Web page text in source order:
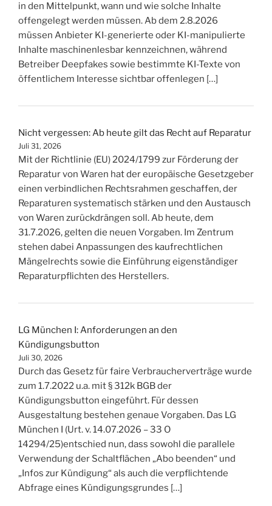
in den Mittelpunkt, wann und wie solche Inhalte
offengelegt werden müssen. Ab dem 2.8.2026
müssen Anbieter KI-generierte oder KI-manipulierte
Inhalte maschinenlesbar kennzeichnen, während
Betreiber Deepfakes sowie bestimmte KI-Texte von
öffentlichem Interesse sichtbar offenlegen […]
Nicht vergessen: Ab heute gilt das Recht auf Reparatur
Juli 31, 2026
Mit der Richtlinie (EU) 2024/1799 zur Förderung der
Reparatur von Waren hat der europäische Gesetzgeber
einen verbindlichen Rechtsrahmen geschaffen, der
Reparaturen systematisch stärken und den Austausch
von Waren zurückdrängen soll. Ab heute, dem
31.7.2026, gelten die neuen Vorgaben. Im Zentrum
stehen dabei Anpassungen des kaufrechtlichen
Mängelrechts sowie die Einführung eigenständiger
Reparaturpflichten des Herstellers.
LG München I: Anforderungen an den
Kündigungsbutton
Juli 30, 2026
Durch das Gesetz für faire Verbraucherverträge wurde
zum 1.7.2022 u.a. mit § 312k BGB der
Kündigungsbutton eingeführt. Für dessen
Ausgestaltung bestehen genaue Vorgaben. Das LG
München I (Urt. v. 14.07.2026 – 33 O
14294/25)entschied nun, dass sowohl die parallele
Verwendung der Schaltflächen „Abo beenden“ und
„Infos zur Kündigung“ als auch die verpflichtende
Abfrage eines Kündigungsgrundes […]